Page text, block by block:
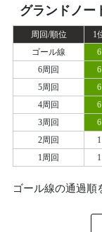
グランドノー
周回/順位 1
ゴール線
6
6周回
6
5周回
6
4周回
6
3周回
6
2周回
1
1周回
1
ゴール線の通過順